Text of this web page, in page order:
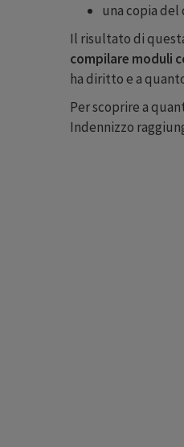
una copia
Il risultato di
compilare moduli
ha diritto e a
Per scoprire a
Indennizzo